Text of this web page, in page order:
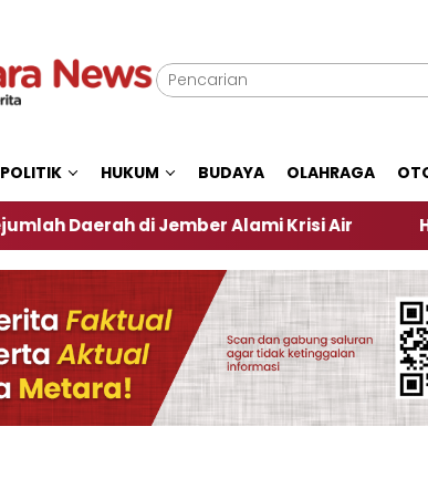
POLITIK HUKUM BUDAYA OLAHRAGA
di Jember Alami Krisi Air Harga